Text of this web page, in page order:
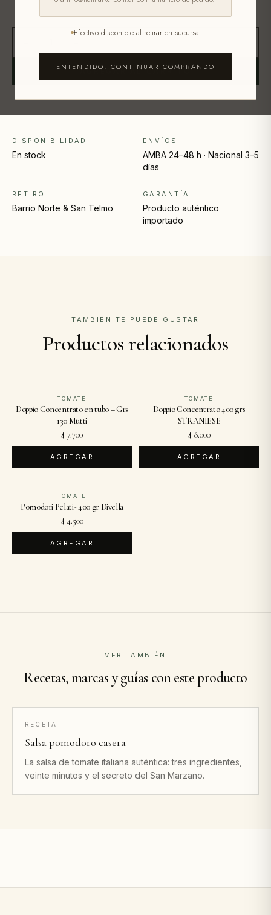
AGREGAR AL CARRITO
DISPONIBILIDAD
En stock
ENVÍOS
AMBA 24–48 h · Nacional 3–5
días
RETIRO
Barrio Norte & San Telmo
GARANTÍA
Producto auténtico
importado
TAMBIÉN TE PUEDE GUSTAR
Productos relacionados
TOMATE
Doppio Concentrato en tubo – Grs
130 Mutti
$ 7.700
AGREGAR
TOMATE
Doppio Concentrato 400 grs
STRANIESE
$ 8.000
AGREGAR
TOMATE
Pomodori Pelati- 400 gr Divella
$ 4.500
AGREGAR
VER TAMBIÉN
Recetas, marcas y guías con este producto
RECETA
Salsa pomodoro casera
La salsa de tomate italiana auténtica: tres ingredientes,
veinte minutos y el secreto del San Marzano.
Efectivo disponible al retirar en sucursal
ENTENDIDO, CONTINUAR COMPRANDO